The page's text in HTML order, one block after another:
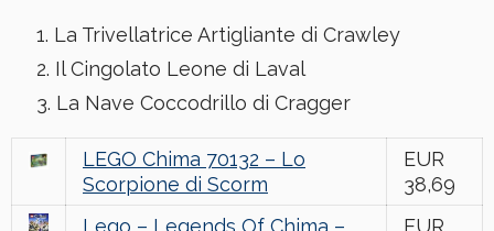
La Trivellatrice Artigliante di Crawley
Il Cingolato Leone di Laval
La Nave Coccodrillo di Cragger
LEGO Chima 70132 – Lo
Scorpione di Scorm
EUR
38,69
Lego – Legends Of Chima –
EUR